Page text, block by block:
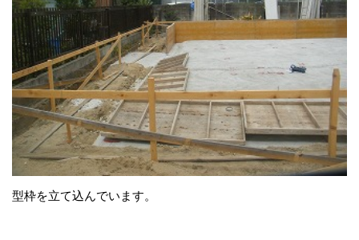
型枠を立て込んでいます。